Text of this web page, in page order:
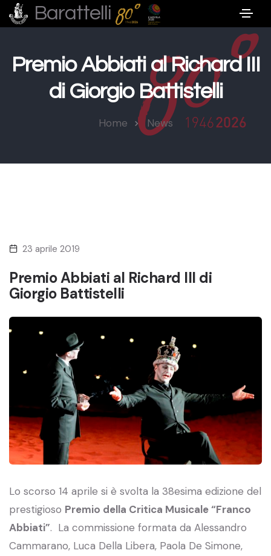
Barattelli
Premio Abbiati al Richard III
di Giorgio Battistelli
Home News
23 aprile 2019
Premio Abbiati al Richard III di
Giorgio Battistelli
Lo scorso 14 aprile si è svolta la 38esima edizione del
prestigioso Premio della Critica Musicale “Franco
Abbiati”. La commissione formata da Alessandro
Cammarano, Luca Della Libera, Paola De Simone,